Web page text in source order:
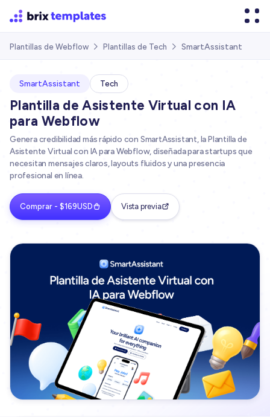
Plantillas de Webflow  Plantillas de Tech  SmartAssistant
SmartAssistant Tech
Plantilla de Asistente Virtual con IA
para Webflow
Genera credibilidad más rápido con SmartAssistant, la Plantilla de
Asistente Virtual con IA para Webflow, diseñada para startups que
necesitan mensajes claros, layouts fluidos y una presencia
profesional en línea.
Comprar - $169USD Vista previa